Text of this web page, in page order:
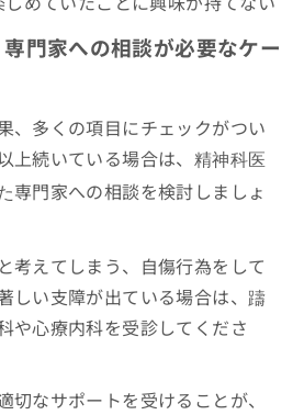
門家への相談が必要なケー
、多くの項目にチェックがつい
続いている場合は、
精神科医
専門家への相談を検討しましょ
考えてしまう、自傷行為をして
しい支障が出ている場合は、躊
や心療内科を受診してくださ
切なサポートを受けることが、